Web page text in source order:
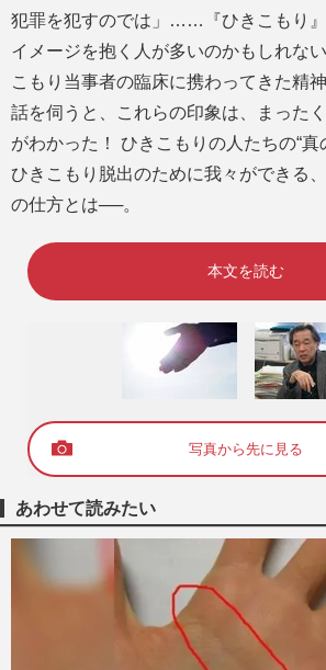
犯罪を犯すのでは」……『ひきこもり
イメージを抱く人が多いのかもしれな
こもり当事者の臨床に携わってきた精
話を伺うと、これらの印象は、まった
がわかった！ ひきこもりの人たちの“真
ひきこもり脱出のために我々ができる
の仕方とは──。
本文を読む
写真から先に見る
あわせて読みたい